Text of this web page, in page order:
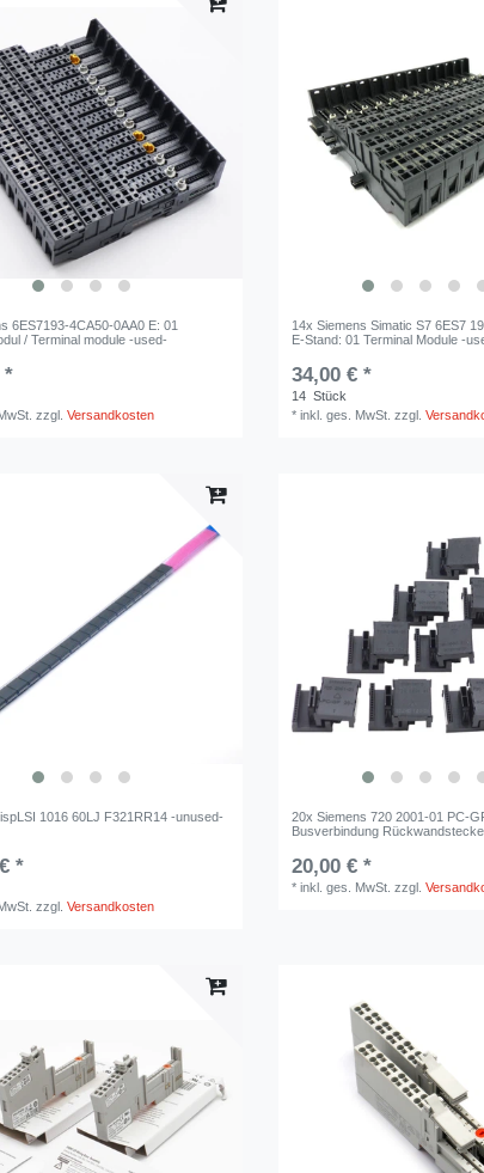
6ES7193-4CA50-0AA0 E: 01
/ Terminal module -used-
*
zzgl.Versandkosten
14x Siemens Simatic S7 6ES7
E-Stand: 01 Terminal Module -
34,00 € *
14 Stück
*inkl. ges. MwSt. zzgl.
1016 60LJ F321RR14 -unused-
*
zzgl.Versandkosten
20x Siemens 720 2001-01 PC-
Busverbindung
20,00 € *
*inkl. ges. MwSt. zzgl.